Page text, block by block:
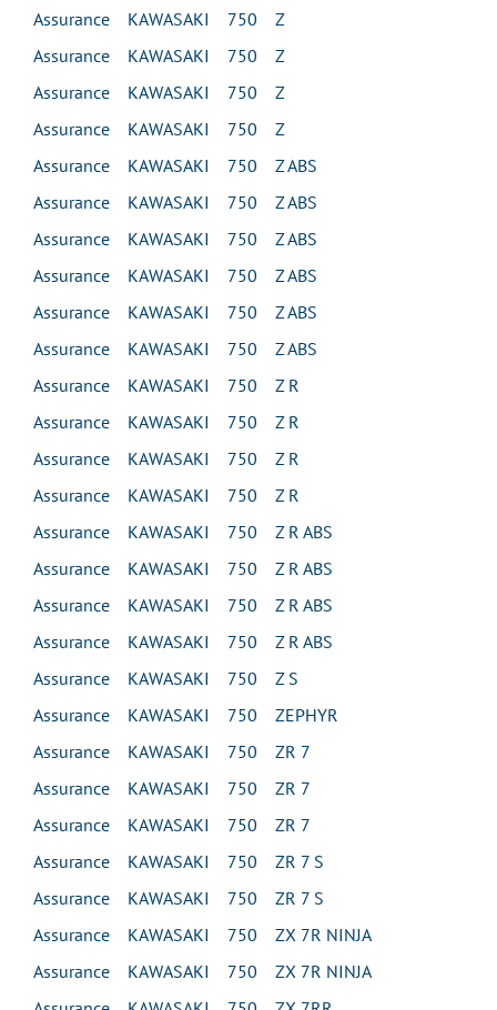
Assurance KAWASAKI 750 Z
Assurance KAWASAKI 750 Z
Assurance KAWASAKI 750 Z
Assurance KAWASAKI 750 Z
Assurance KAWASAKI 750 Z ABS
Assurance KAWASAKI 750 Z ABS
Assurance KAWASAKI 750 Z ABS
Assurance KAWASAKI 750 Z ABS
Assurance KAWASAKI 750 Z ABS
Assurance KAWASAKI 750 Z ABS
Assurance KAWASAKI 750 Z R
Assurance KAWASAKI 750 Z R
Assurance KAWASAKI 750 Z R
Assurance KAWASAKI 750 Z R
Assurance KAWASAKI 750 Z R ABS
Assurance KAWASAKI 750 Z R ABS
Assurance KAWASAKI 750 Z R ABS
Assurance KAWASAKI 750 Z R ABS
Assurance KAWASAKI 750 Z S
Assurance KAWASAKI 750 ZEPHYR
Assurance KAWASAKI 750 ZR 7
Assurance KAWASAKI 750 ZR 7
Assurance KAWASAKI 750 ZR 7
Assurance KAWASAKI 750 ZR 7 S
Assurance KAWASAKI 750 ZR 7 S
Assurance KAWASAKI 750 ZX 7R NINJA
Assurance KAWASAKI 750 ZX 7R NINJA